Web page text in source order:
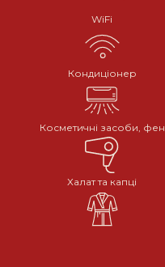
WiFi
Кондиціонер
Косметичні засоби, фен
Халат та капці